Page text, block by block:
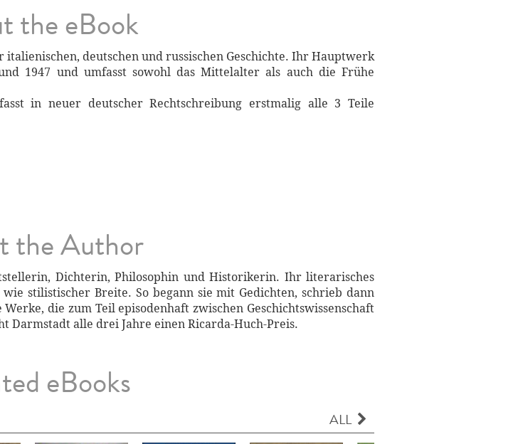
the eBook
deutschen und russischen Geschichte. Ihr Hauptwerk
1947 und umfasst sowohl das Mittelalter als auch die Frühe
in neuer deutscher Rechtschreibung erstmalig alle 3 Teile
the Author
Dichterin, Philosophin und Historikerin. Ihr literarisches
stilistischer Breite. So begann sie mit Gedichten, schrieb dann
die zum Teil episodenhaft zwischen Geschichtswissenschaft
alle drei Jahre einen Ricarda-Huch-Preis.
eBooks
ALL